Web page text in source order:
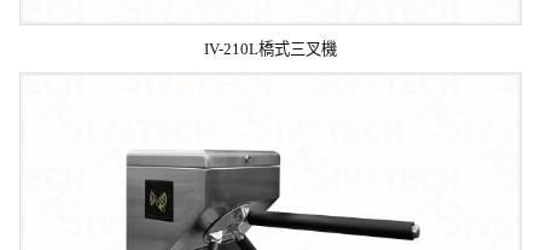
IV-210L橋式三叉機